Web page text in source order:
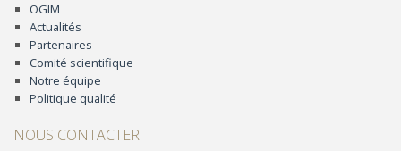
OGIM
Actualités
Partenaires
Comité scientifique
Notre équipe
Politique qualité
NOUS CONTACTER